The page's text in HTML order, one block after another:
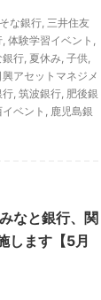
な銀行, 三井住友
, 体験学習イベント ,
銀行, 夏休み, 子供,
興アセットマネジメ
行, 筑波銀行, 肥後銀
ベント , 鹿児島銀
なと銀行、関
します【5月